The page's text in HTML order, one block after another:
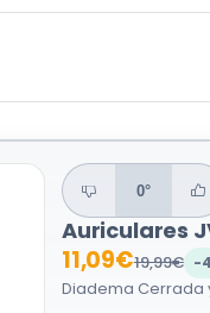
0°
Auriculares
11,09€19,99€ -
Diadema Cerrada